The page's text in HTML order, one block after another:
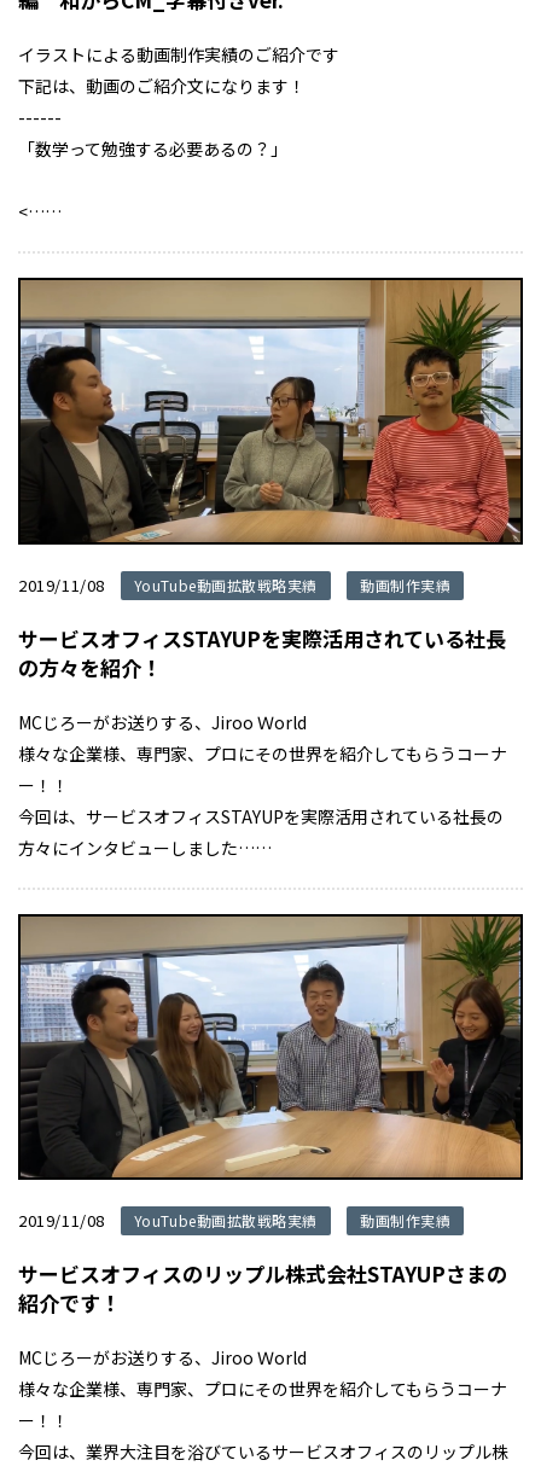
イラストによる動画制作実績のご紹介です
下記は、動画のご紹介文になります！
------
「数学って勉強する必要あるの？」
<……
2019/11/08 YouTube動画拡散戦略実績 動画制作実績
サービスオフィスSTAYUPを実際活用されている社長
の方々を紹介！
MCじろーがお送りする、Jiroo Ｗorld
様々な企業様、専門家、プロにその世界を紹介してもらうコーナ
ー！！
今回は、サービスオフィスSTAYUPを実際活用されている社長の
方々にインタビューしました……
2019/11/08 YouTube動画拡散戦略実績 動画制作実績
サービスオフィスのリップル株式会社STAYUPさまの
紹介です！
MCじろーがお送りする、Jiroo Ｗorld
様々な企業様、専門家、プロにその世界を紹介してもらうコーナ
ー！！
今回は、業界大注目を浴びているサービスオフィスのリップル株